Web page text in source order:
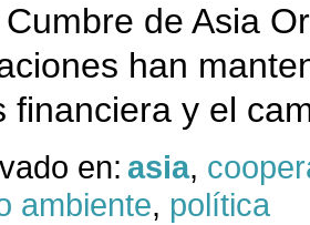
Cumbre de Asia
han
financiera y el
en: asia,
ambiente, política